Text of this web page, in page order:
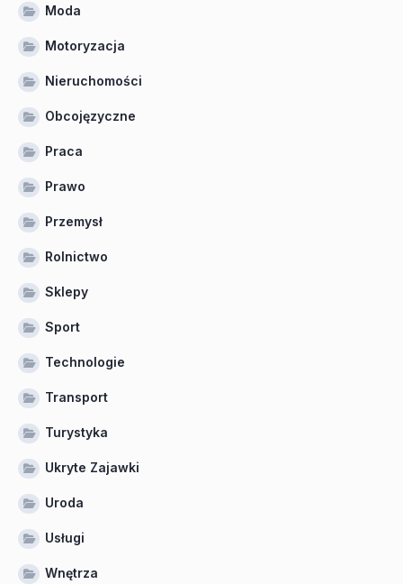
Moda
Motoryzacja
Nieruchomości
Obcojęzyczne
Praca
Prawo
Przemysł
Rolnictwo
Sklepy
Sport
Technologie
Transport
Turystyka
Ukryte Zajawki
Uroda
Usługi
Wnętrza